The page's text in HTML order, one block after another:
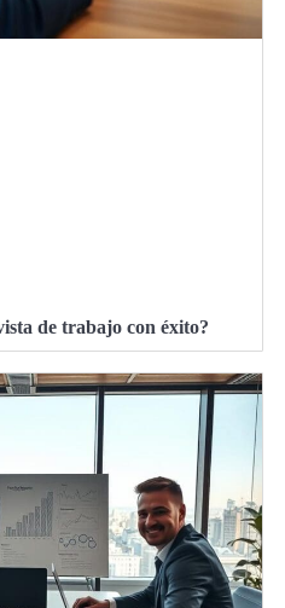
de trabajo con éxito?